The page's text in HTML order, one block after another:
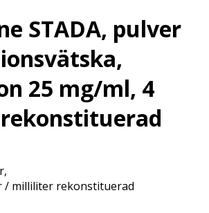
STADA, pulver
25 mg/ml, 4
,
/ milliliter rekonstituerad